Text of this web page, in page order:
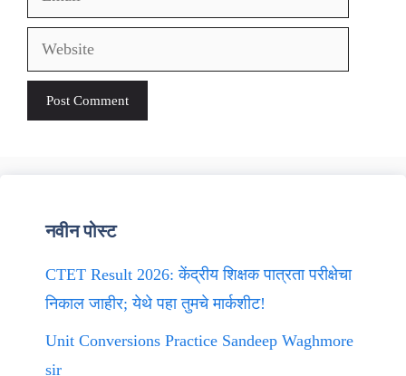
Website
नवीन पोस्ट
CTET Result 2026: केंद्रीय शिक्षक पात्रता परीक्षेचा
निकाल जाहीर; येथे पहा तुमचे मार्कशीट!
Unit Conversions Practice Sandeep Waghmore
sir